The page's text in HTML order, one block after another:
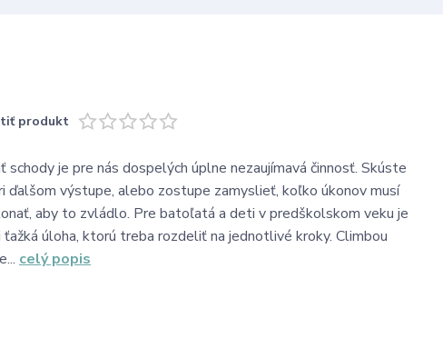
produkt
schody je pre nás dospelých úplne nezaujímavá činnosť. Skúste
ďalšom výstupe, alebo zostupe zamyslieť, koľko úkonov musí
aby to zvládlo. Pre batoľatá a deti v predškolskom veku je
úloha, ktorú treba rozdeliť na jednotlivé kroky. Climbou
celý popis